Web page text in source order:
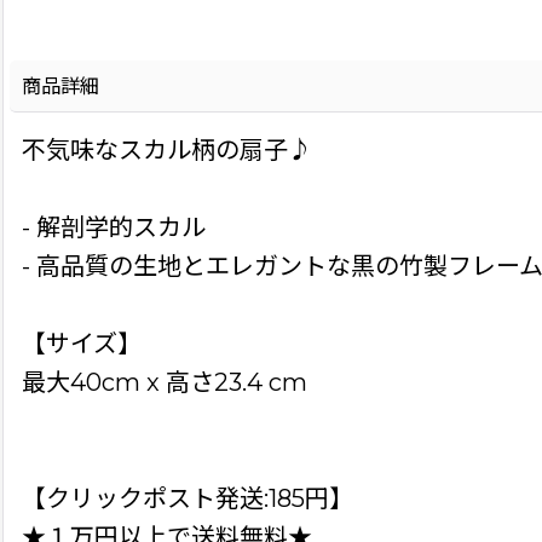
商品詳細
不気味なスカル柄の扇子♪
- 解剖学的スカル
- 高品質の生地とエレガントな黒の竹製フレーム
【サイズ】
最大40cm x 高さ23.4 cm
【クリックポスト発送:185円】